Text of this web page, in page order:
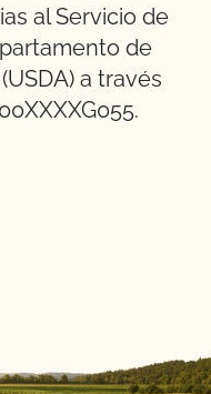
al Servicio de
de
a través